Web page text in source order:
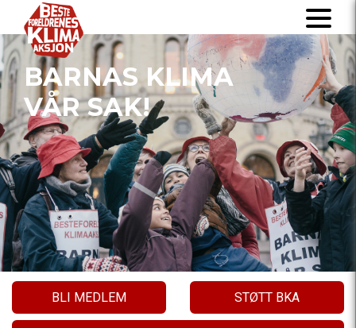
BARNAS KLIMA
VÅR SAK!
BLI MEDLEM STØTT BKA